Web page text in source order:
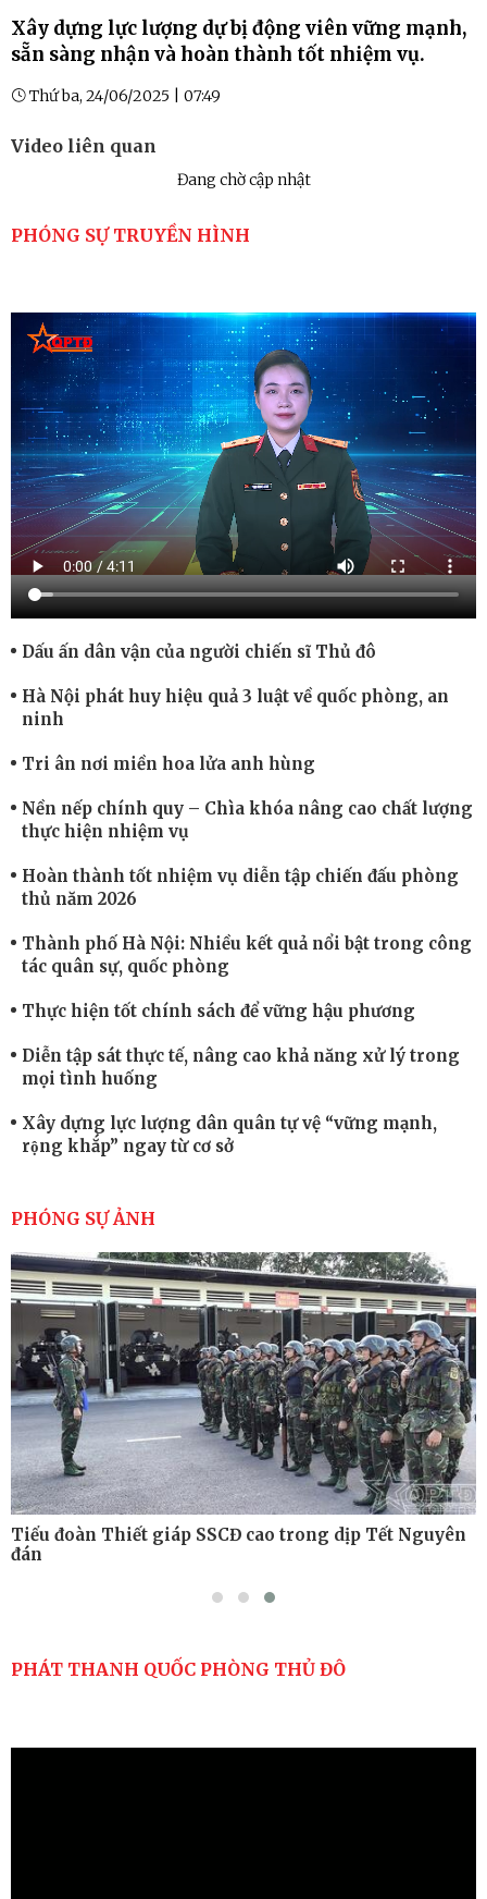
Xây dựng lực lượng dự bị động viên vững mạnh,
sẵn sàng nhận và hoàn thành tốt nhiệm vụ.
Thứ ba, 24/06/2025 | 07:49
Video liên quan
Đang chờ cập nhật
PHÓNG SỰ TRUYỀN HÌNH
Dấu ấn dân vận của người chiến sĩ Thủ đô
Hà Nội phát huy hiệu quả 3 luật về quốc phòng, an
ninh
Tri ân nơi miền hoa lửa anh hùng
Nền nếp chính quy – Chìa khóa nâng cao chất lượng
thực hiện nhiệm vụ
Hoàn thành tốt nhiệm vụ diễn tập chiến đấu phòng
thủ năm 2026
Thành phố Hà Nội: Nhiều kết quả nổi bật trong công
tác quân sự, quốc phòng
Thực hiện tốt chính sách để vững hậu phương
Diễn tập sát thực tế, nâng cao khả năng xử lý trong
mọi tình huống
Xây dựng lực lượng dân quân tự vệ “vững mạnh,
rộng khắp” ngay từ cơ sở
cao sức mạnh chiến đấu
Tiểu đoàn Thiết giáp hoàn thành tốt diễn tập chiến
thuật có bắn đạn thật
Nơi sinh viên rèn ý trí, luyện kỹ năng
PHÓNG SỰ ẢNH
Tiểu đoàn Thiết giáp SSCĐ cao trong dịp Tết Nguyên
đán
PHÁT THANH QUỐC PHÒNG THỦ ĐÔ